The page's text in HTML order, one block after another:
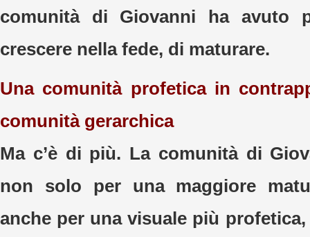
comunità di Giovanni ha avuto
crescere nella fede, di maturare.
Una comunità profetica in
comunità gerarchica
Ma c’è di più. La comunità di
non solo per una maggiore
anche per una visuale più